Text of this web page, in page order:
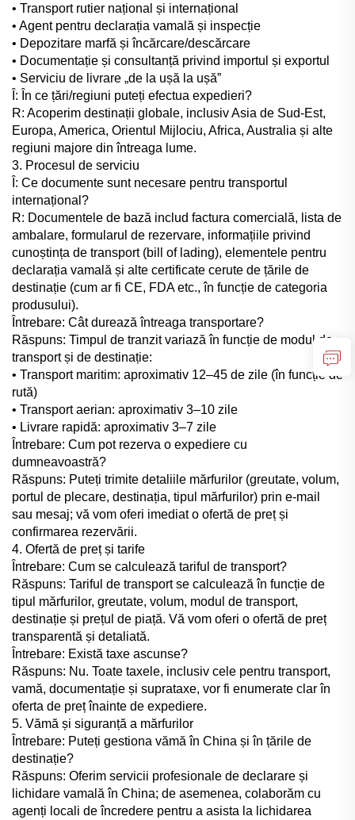
• Transport rutier național și internațional
• Agent pentru declarația vamală și inspecție
• Depozitare marfă și încărcare/descărcare
• Documentație și consultanță privind importul și exportul
• Serviciu de livrare „de la ușă la ușă”
Î: În ce țări/regiuni puteți efectua expedieri?
R: Acoperim destinații globale, inclusiv Asia de Sud-Est,
Europa, America, Orientul Mijlociu, Africa, Australia și alte
regiuni majore din întreaga lume.
3. Procesul de serviciu
Î: Ce documente sunt necesare pentru transportul
internațional?
R: Documentele de bază includ factura comercială, lista de
ambalare, formularul de rezervare, informațiile privind
cunoștința de transport (bill of lading), elementele pentru
declarația vamală și alte certificate cerute de țările de
destinație (cum ar fi CE, FDA etc., în funcție de categoria
produsului).
Întrebare: Cât durează întreaga transportare?
Răspuns: Timpul de tranzit variază în funcție de modul de
transport și de destinație:
• Transport maritim: aproximativ 12–45 de zile (în funcție de
rută)
• Transport aerian: aproximativ 3–10 zile
• Livrare rapidă: aproximativ 3–7 zile
Întrebare: Cum pot rezerva o expediere cu
dumneavoastră?
Răspuns: Puteți trimite detaliile mărfurilor (greutate, volum,
portul de plecare, destinația, tipul mărfurilor) prin e-mail
sau mesaj; vă vom oferi imediat o ofertă de preț și
confirmarea rezervării.
4. Ofertă de preț și tarife
Întrebare: Cum se calculează tariful de transport?
Răspuns: Tariful de transport se calculează în funcție de
tipul mărfurilor, greutate, volum, modul de transport,
destinație și prețul de piață. Vă vom oferi o ofertă de preț
transparentă și detaliată.
Întrebare: Există taxe ascunse?
Răspuns: Nu. Toate taxele, inclusiv cele pentru transport,
vamă, documentație și suprataxe, vor fi enumerate clar în
oferta de preț înainte de expediere.
5. Vămă și siguranță a mărfurilor
Întrebare: Puteți gestiona vămă în China și în țările de
destinație?
Răspuns: Oferim servicii profesionale de declarare și
lichidare vamală în China; de asemenea, colaborăm cu
agenți locali de încredere pentru a asista la lichidarea